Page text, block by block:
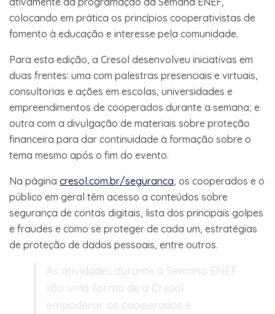
colocando em prática os princípios cooperativistas de
fomento à educação e interesse pela comunidade.
Para esta edição, a Cresol desenvolveu iniciativas em
duas frentes: uma com palestras presenciais e virtuais,
consultorias e ações em escolas, universidades e
empreendimentos de cooperados durante a semana; e
outra com a divulgação de materiais sobre proteção
financeira para dar continuidade à formação sobre o
tema mesmo após o fim do evento.
Na página cresol.com.br/seguranca, os cooperados e o
público em geral têm acesso a conteúdos sobre
segurança de contas digitais, lista dos principais golpes
e fraudes e como se proteger de cada um, estratégias
de proteção de dados pessoais, entre outros.
As atividades durante a Semana ENEF
são uma forma de a Cresol
empoderar os cooperados e